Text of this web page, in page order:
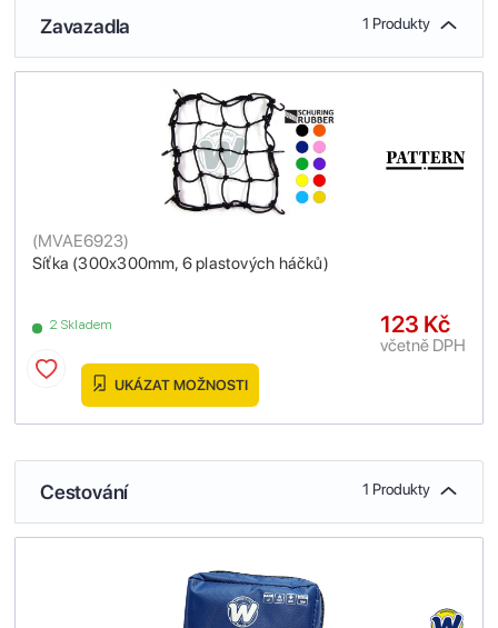
Zavazadla 1 Produkty
Síťka (300x300mm, 6 plastových háčků)
(MVAE6923)
2 Skladem 123 Kč
včetně DPH
UKÁZAT MOŽNOSTI
Cestování 1 Produkty